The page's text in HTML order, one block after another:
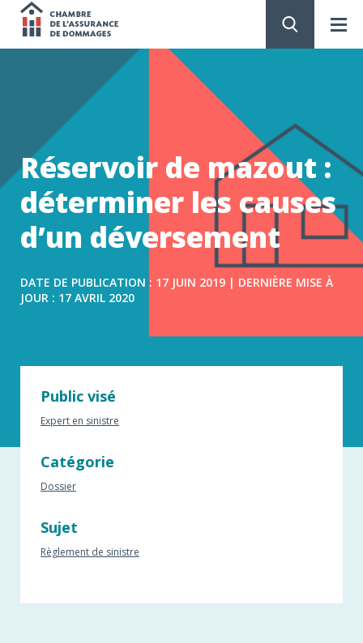
CONTENU
Chambre
l'assurance
de
dommages
Réservoir de mazout :
déterminer les causes
d’un déversement
DATE DE PUBLICATION : 17 JUIN 2019 | DERNIÈRE MISE À
JOUR : 17 AVRIL 2020
Public visé
Expert en sinistre
Catégorie
Dossier
Sujet
Règlement de sinistre